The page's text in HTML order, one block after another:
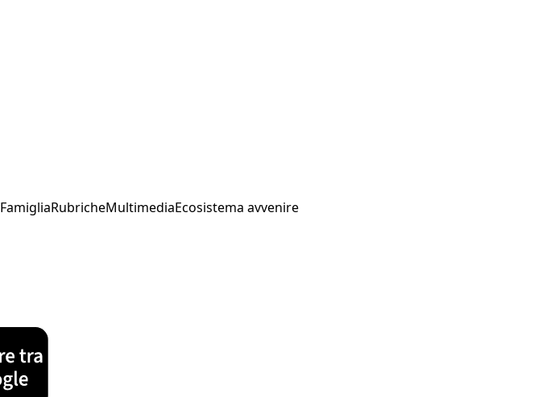
FamigliaRubricheMultimediaEcosistema avvenire